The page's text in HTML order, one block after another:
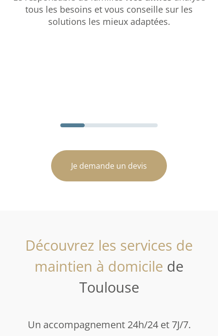
tous les besoins et vous conseille sur les
solutions les mieux adaptées.
Je demande un devis
Découvrez les services de
maintien à domicile de
Toulouse
Un accompagnement 24h/24 et 7J/7.